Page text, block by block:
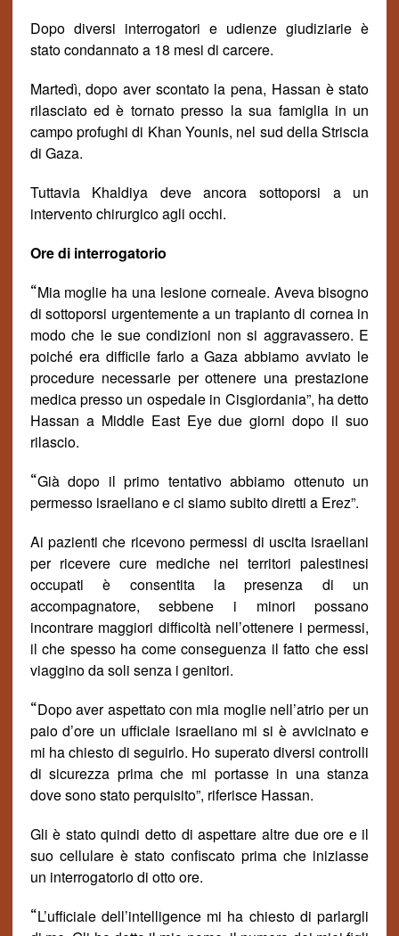
Dopo diversi interrogatori e udienze giudiziarie è
stato condannato a 18 mesi di carcere.
Martedì, dopo aver scontato la pena, Hassan è stato
rilasciato ed è tornato presso la sua famiglia in un
campo profughi di Khan Younis, nel sud della Striscia
di Gaza.
Tuttavia Khaldiya deve ancora sottoporsi a un
intervento chirurgico agli occhi.
Ore di interrogatorio
“Mia moglie ha una lesione corneale. Aveva bisogno
di sottoporsi urgentemente a un trapianto di cornea in
modo che le sue condizioni non si aggravassero. E
poiché era difficile farlo a Gaza abbiamo avviato le
procedure necessarie per ottenere una prestazione
medica presso un ospedale in Cisgiordania”, ha detto
Hassan a Middle East Eye due giorni dopo il suo
rilascio.
“Già dopo il primo tentativo abbiamo ottenuto un
permesso israeliano e ci siamo subito diretti a Erez”.
Ai pazienti che ricevono permessi di uscita israeliani
per ricevere cure mediche nei territori palestinesi
occupati è consentita la presenza di un
accompagnatore, sebbene i minori possano
incontrare maggiori difficoltà nell’ottenere i permessi,
il che spesso ha come conseguenza il fatto che essi
viaggino da soli senza i genitori.
“Dopo aver aspettato con mia moglie nell’atrio per un
paio d’ore un ufficiale israeliano mi si è avvicinato e
mi ha chiesto di seguirlo. Ho superato diversi controlli
di sicurezza prima che mi portasse in una stanza
dove sono stato perquisito”, riferisce Hassan.
Gli è stato quindi detto di aspettare altre due ore e il
suo cellulare è stato confiscato prima che iniziasse
un interrogatorio di otto ore.
“L’ufficiale dell’intelligence mi ha chiesto di parlargli